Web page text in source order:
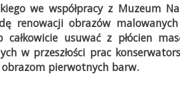
we współpracy z Muzeum
renowacji obrazów
usuwać z płócien
w przeszłości prac
pierwotnych barw.